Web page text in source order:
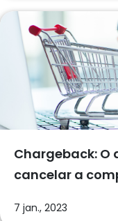
Chargeback: O
cancelar a
7 jan., 2023